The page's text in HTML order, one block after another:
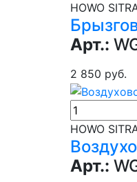
HOWO
Арт.:
2 850 руб.
HOWO
Арт.: